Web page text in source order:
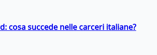
cosa succede nelle carceri italiane?